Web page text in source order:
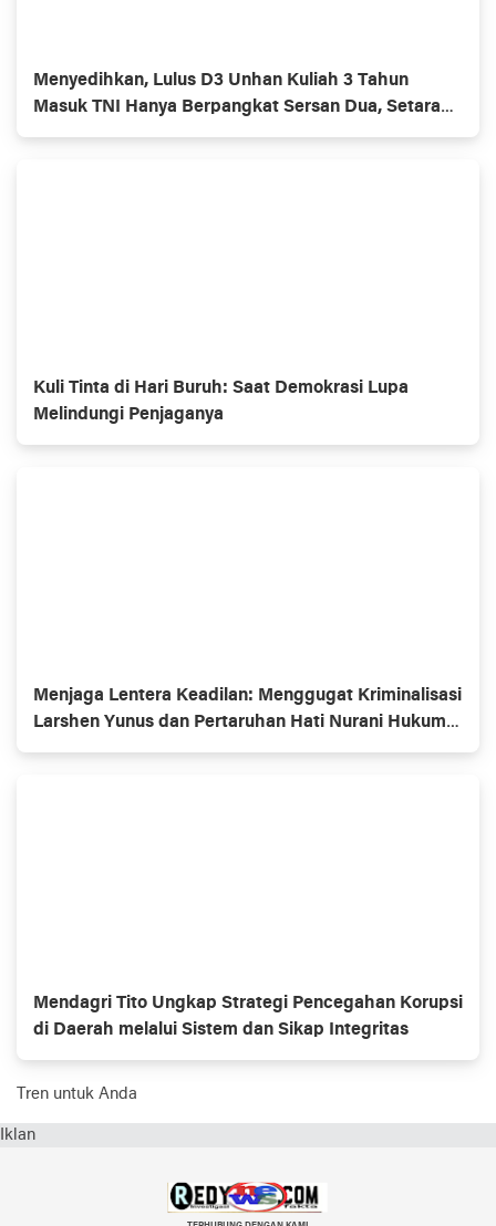
Menyedihkan, Lulus D3 Unhan Kuliah 3 Tahun
Masuk TNI Hanya Berpangkat Sersan Dua, Setara
Lulusan SMU.
Kuli Tinta di Hari Buruh: Saat Demokrasi Lupa
Melindungi Penjaganya
Menjaga Lentera Keadilan: Menggugat Kriminalisasi
Larshen Yunus dan Pertaruhan Hati Nurani Hukum
di PN Jakarta Selatan
Mendagri Tito Ungkap Strategi Pencegahan Korupsi
di Daerah melalui Sistem dan Sikap Integritas
Tren untuk Anda
Iklan